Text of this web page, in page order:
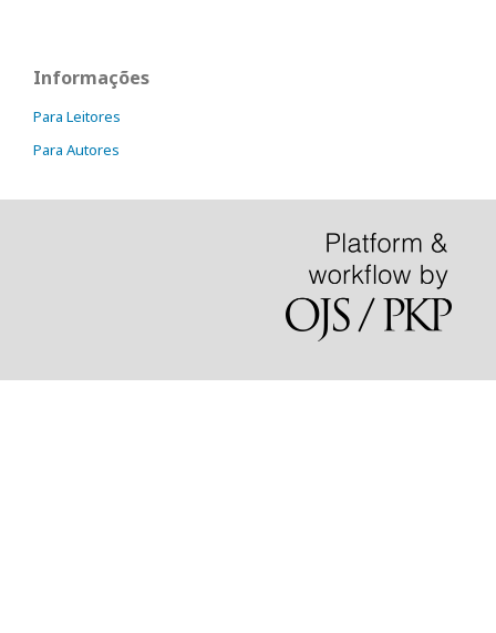
Informações
Para Leitores
Para Autores